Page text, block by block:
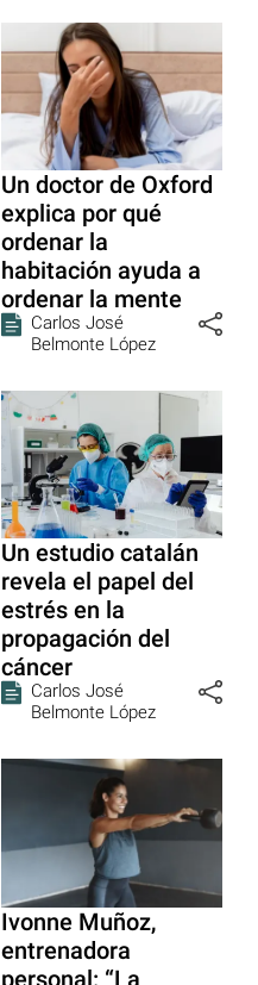
Un doctor de Oxford
explica por qué
ordenar la
habitación ayuda a
ordenar la mente
Carlos José
Belmonte López
Un estudio catalán
revela el papel del
estrés en la
propagación del
cáncer
Carlos José
Belmonte López
Ivonne Muñoz,
entrenadora
personal: “La